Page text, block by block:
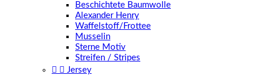
Beschichtete Baumwolle
Alexander Henry
Waffelstoff/Frottee
Musselin
Sterne Motiv
Streifen / Stripes
  Jersey